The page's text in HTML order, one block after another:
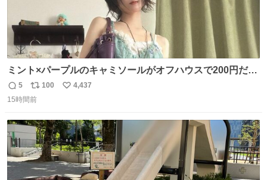
ミント×パープルのキャミソールがオフハウスで200円だっ
た♩
返
信
5
リ
ポ
ト
数
100
い
数
4,437
15時間前